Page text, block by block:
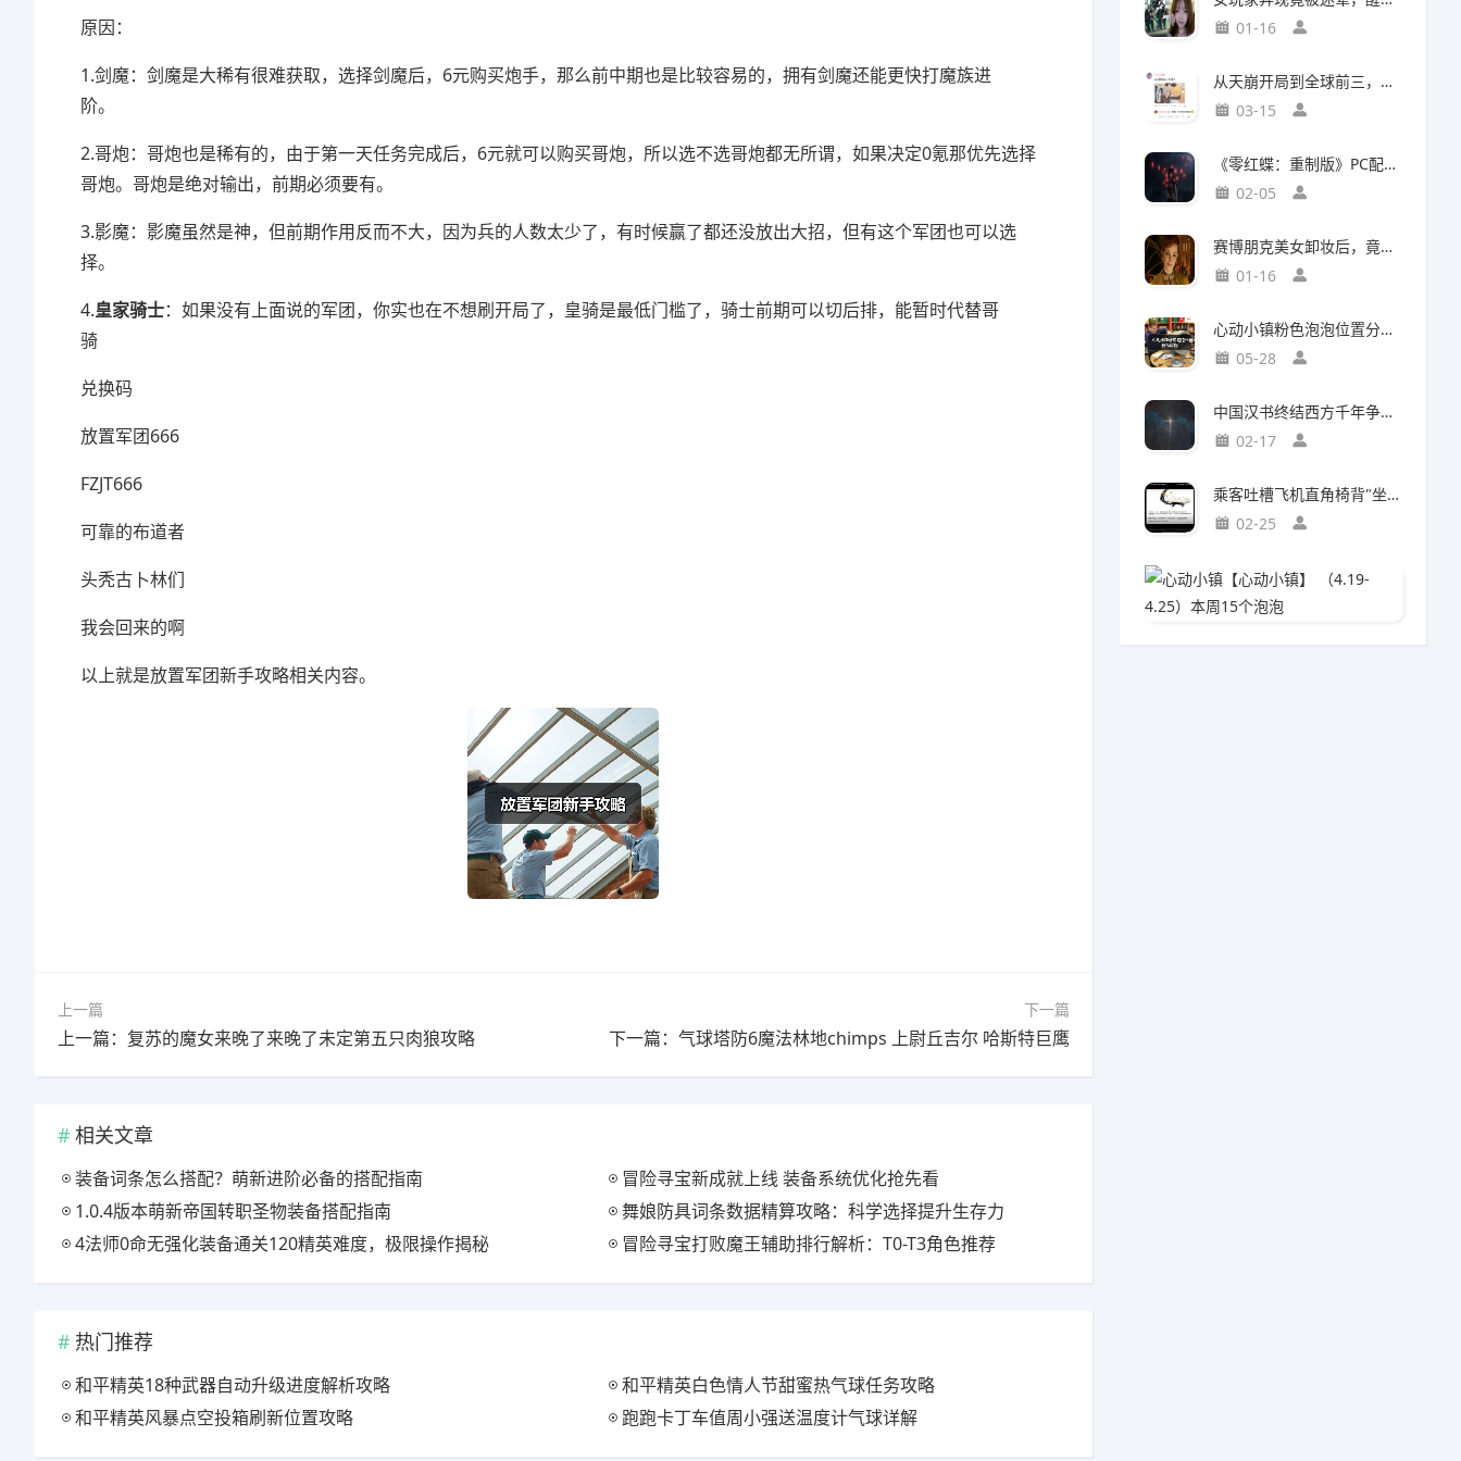
原因：
1.剑魔：剑魔是大稀有很难获取，选择剑魔后，6元购买炮手，那么前中期也是比较容易的，拥有剑魔还能更快打魔族进
阶。
2.哥炮：哥炮也是稀有的，由于第一天任务完成后，6元就可以购买哥炮，所以选不选哥炮都无所谓，如果决定0氪那优先选择
哥炮。哥炮是绝对输出，前期必须要有。
3.影魔：影魔虽然是神，但前期作用反而不大，因为兵的人数太少了，有时候赢了都还没放出大招，但有这个军团也可以选
择。
4.皇家骑士：如果没有上面说的军团，你实也在不想刷开局了，皇骑是最低门槛了，骑士前期可以切后排，能暂时代替哥
骑
兑换码
放置军团666
FZJT666
可靠的布道者
头秃古卜林们
我会回来的啊
以上就是放置军团新手攻略相关内容。
上一篇
上一篇：复苏的魔女来晚了来晚了未定第五只肉狼攻略
下一篇
下一篇：气球塔防6魔法林地chimps 上尉丘吉尔 哈斯特巨鹰
相关文章
装备词条怎么搭配？萌新进阶必备的搭配指南
冒险寻宝新成就上线 装备系统优化抢先看
1.0.4版本萌新帝国转职圣物装备搭配指南
舞娘防具词条数据精算攻略：科学选择提升生存力
4法师0命无强化装备通关120精英难度，极限操作揭秘
冒险寻宝打败魔王辅助排行解析：T0-T3角色推荐
热门推荐
和平精英18种武器自动升级进度解析攻略
和平精英白色情人节甜蜜热气球任务攻略
和平精英风暴点空投箱刷新位置攻略
跑跑卡丁车值周小强送温度计气球详解
01-16
从天崩开局到全球前三，这还是我认识的“少前2”？
03-15
《零红蝶：重制版》PC配置公开：推荐配置RTX2060 1080p/30帧
02-05
赛博朋克美女卸妆后，竟然比浓妆时更惊艳？
01-16
心动小镇粉色泡泡位置分布攻略
05-28
中国汉书终结西方千年争吵：伯利恒之星是真实存在
02-17
乘客吐槽飞机直角椅背"坐得浑身疼"!航司:座椅设计为飞行安全
02-25